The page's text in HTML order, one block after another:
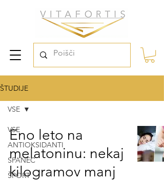
ŠTUDIJE
VSE
ANTIOKSIDANTI
SPANEC
ŠPORT
VSE
Eno leto na
melatoninu: nekaj
kilogramov manj